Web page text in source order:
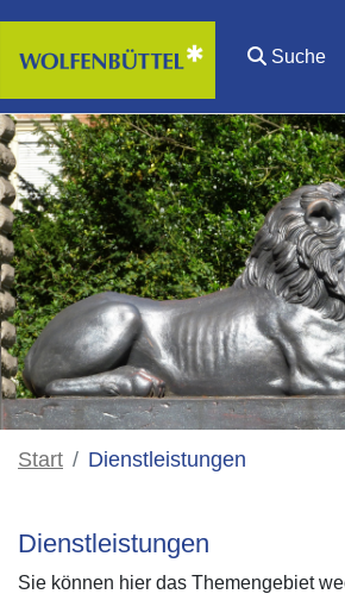
Zum Hauptinhalt springen
Suche
Start Dienstleistungen
Dienstleistungen
Sie können hier das Themengebiet